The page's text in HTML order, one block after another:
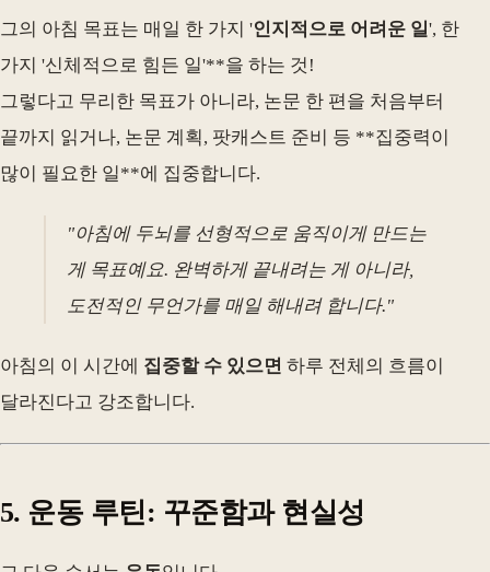
그의 아침 목표는 매일 한 가지 '인지적으로 어려운 일', 한
가지 '신체적으로 힘든 일'**을 하는 것!
그렇다고 무리한 목표가 아니라, 논문 한 편을 처음부터
끝까지 읽거나, 논문 계획, 팟캐스트 준비 등 **집중력이
많이 필요한 일**에 집중합니다.
"아침에 두뇌를 선형적으로 움직이게 만드는
게 목표예요. 완벽하게 끝내려는 게 아니라,
도전적인 무언가를 매일 해내려 합니다."
아침의 이 시간에 집중할 수 있으면 하루 전체의 흐름이
달라진다고 강조합니다.
5. 운동 루틴: 꾸준함과 현실성